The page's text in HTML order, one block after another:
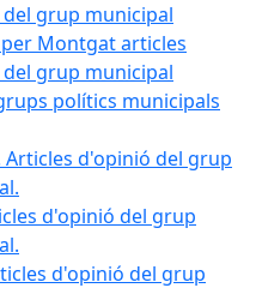
grup municipal
Montgat articles
grup municipal
polítics municipals
Articles d'opinió del grup
d'opinió del grup
d'opinió del grup